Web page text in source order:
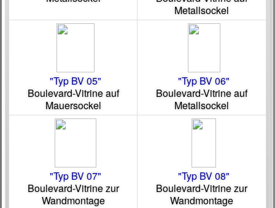
Metallsockel
"Typ BV 05"
Boulevard-Vitrine auf
Mauersockel
"Typ BV 06"
Boulevard-Vitrine auf
Metallsockel
"Typ BV 07"
Boulevard-Vitrine zur
Wandmontage
"Typ BV 08"
Boulevard-Vitrine zur
Wandmontage